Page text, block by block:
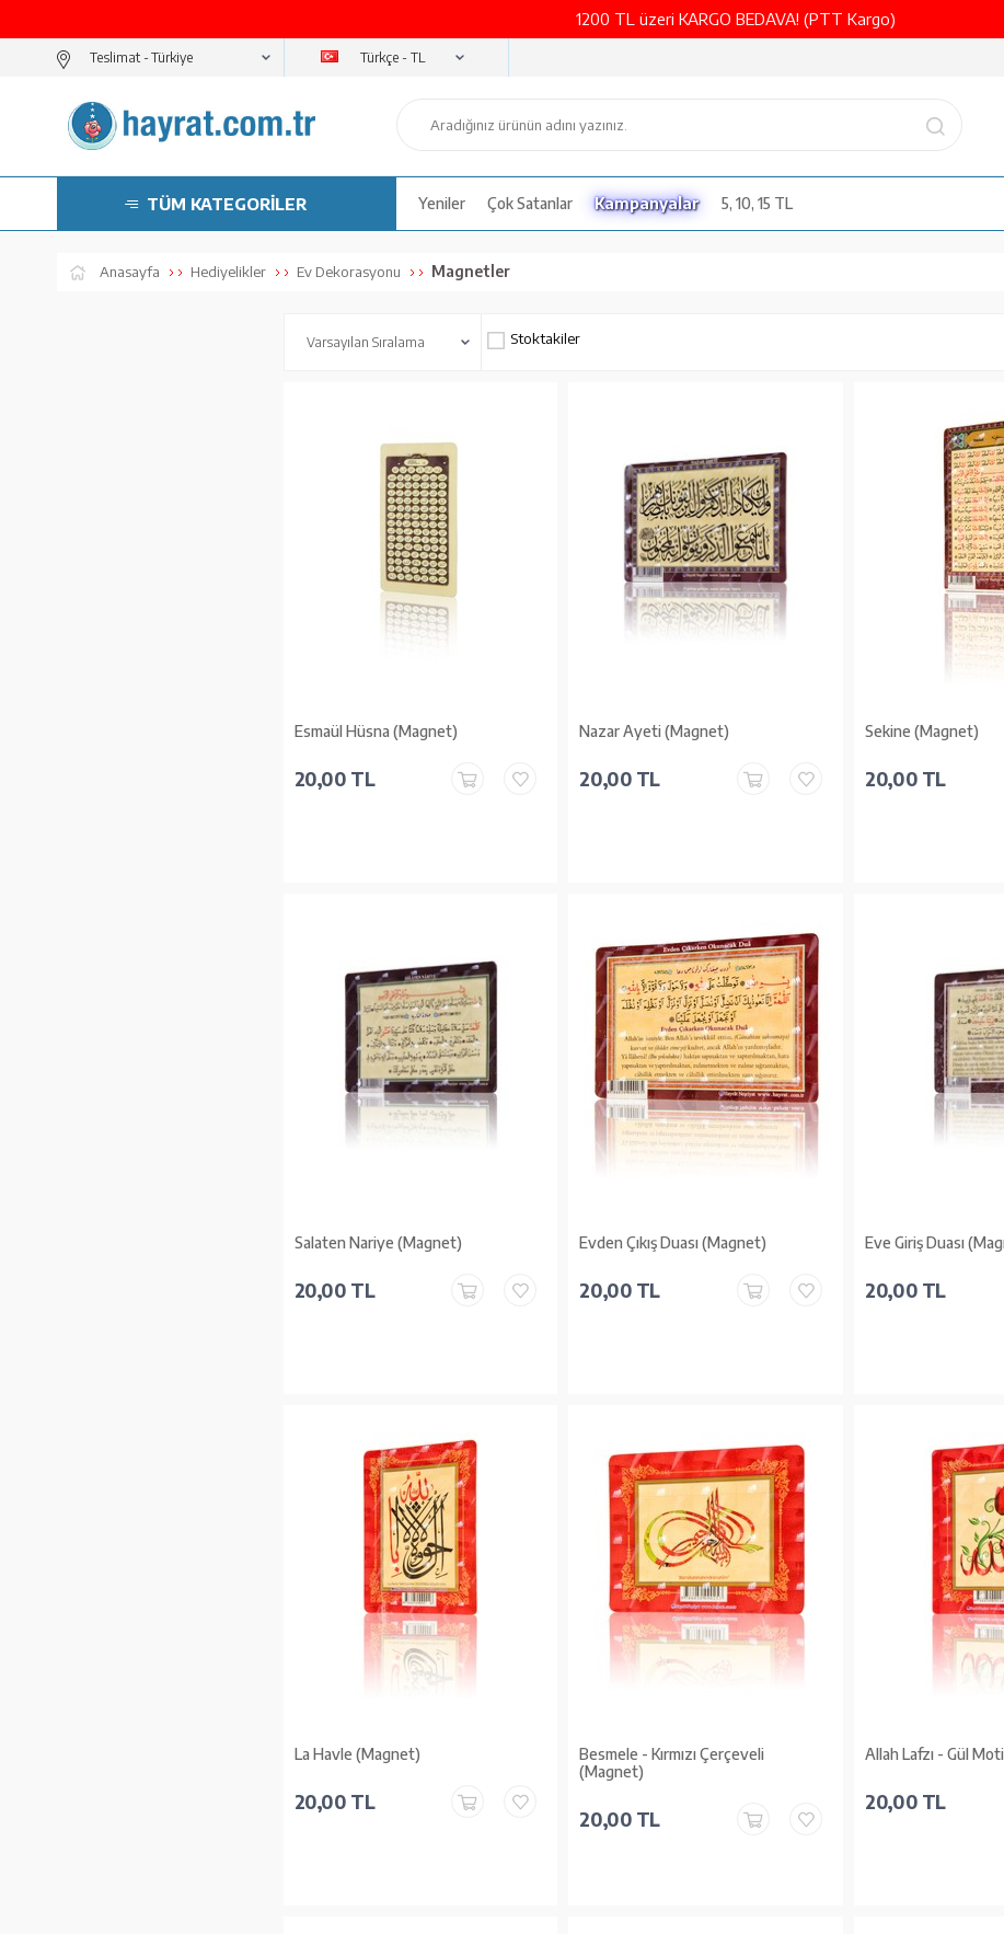
1200 TL üzeri KARGO BEDAVA! (PTT Kargo)
Teslimat - Türkçe - TL
TÜM KATEGORİLER Yeniler Çok Satanlar Kampanyalar 5, 10, 15 TL
Anasayfa Hediyelikler Ev Dekorasyonu Magnetler
Stoktakiler
Esmaül Hüsna (Magnet)
20,00 TL
Nazar Ayeti (Magnet)
20,00 TL
Sekine (Magnet)
20,00 TL
Salaten Nariye (Magnet)
20,00 TL
Evden Çıkış Duası (Magnet)
20,00 TL
Eve Giriş Duası
20,00 TL
La Havle (Magnet)
20,00 TL
Besmele - Kırmızı Çerçeveli
(Magnet)
20,00 TL
Allah Lafzı - Gül
20,00 TL